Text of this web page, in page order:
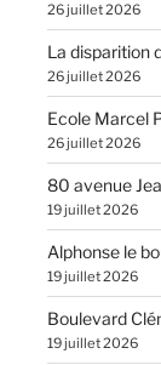
26 juillet 2026
La disparition
26 juillet 2026
Ecole Marcel
26 juillet 2026
80 avenue
19 juillet 2026
Alphonse le
19 juillet 2026
Boulevard
19 juillet 2026